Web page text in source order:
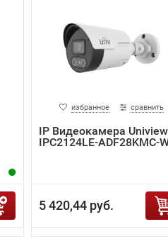
избранное сравнить
IP Видеокамера Uniview
IPC2124LE-ADF28KMC-
5 420,44 руб.